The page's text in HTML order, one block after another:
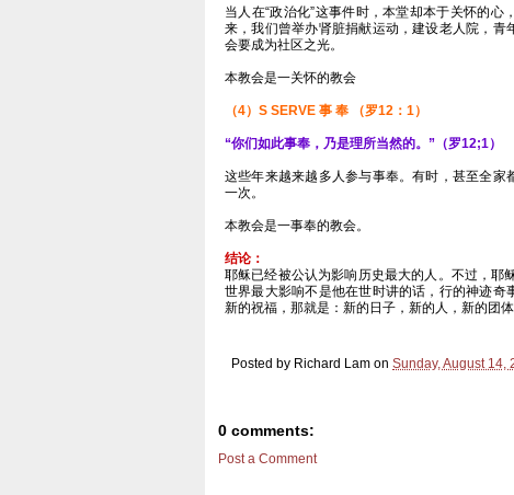
当人在“政治化”这事件时，本堂却本于关怀的
来，我们曾举办肾脏捐献运动，建设老人院，
会要成为社区之光。
本教会是一关怀的教会
（4）S SERVE 事 奉 （罗12：1）
“你们如此事奉，乃是理所当然的。”（罗12;1）
这些年来越来越多人参与事奉。有时，甚至全
一次。
本教会是一事奉的教会。
结论：
耶稣已经被公认为影响历史最大的人。不过，耶
世界最大影响不是他在世时讲的话，行的神迹
新的祝福，那就是：新的日子，新的人，新的团体
Posted by Richard Lam on Sunday, August 14,
0 comments:
Post a Comment